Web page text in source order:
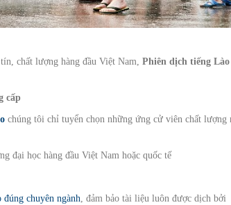
chất lượng hàng đầu Việt Nam, Phiên dịch tiếng
cấp
chúng tôi chỉ tuyển chọn những ứng cử viên chất lượng
đại học hàng đầu Việt Nam hoặc quốc tế
đúng chuyên ngành, đảm bảo tài liệu luôn được dịch bởi